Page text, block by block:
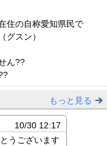
住の自称愛知県民で
グスン）
ん??
もっと見る
10/30 12:17
うございます